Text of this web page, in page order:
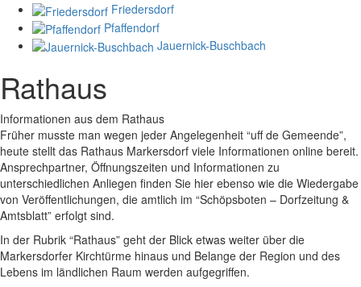
Friedersdorf
Pfaffendorf
Jauernick-Buschbach
Rathaus
Informationen aus dem Rathaus
Früher musste man wegen jeder Angelegenheit “uff de Gemeende”,
heute stellt das Rathaus Markersdorf viele Informationen online bereit.
Ansprechpartner, Öffnungszeiten und Informationen zu
unterschiedlichen Anliegen finden Sie hier ebenso wie die Wiedergabe
von Veröffentlichungen, die amtlich im “Schöpsboten – Dorfzeitung &
Amtsblatt” erfolgt sind.
In der Rubrik “Rathaus” geht der Blick etwas weiter über die
Markersdorfer Kirchtürme hinaus und Belange der Region und des
Lebens im ländlichen Raum werden aufgegriffen.